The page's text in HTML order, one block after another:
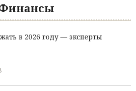
в 2026 году — эксперты